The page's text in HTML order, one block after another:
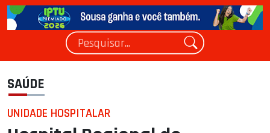
SAÚDE
UNIDADE HOSPITALAR